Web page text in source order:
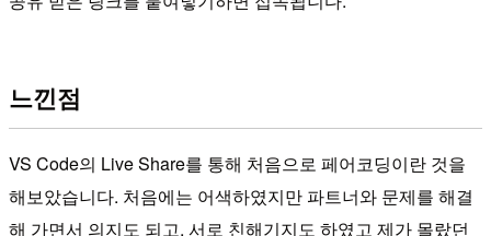
느낀점
VS Code의 Live Share를 통해 처음으로 페어코딩이란 것을
해보았습니다. 처음에는 어색하였지만 파트너와 문제를 해결
해 가면서 의지도 되고, 서로 친해기지도 하였고 제가 몰랐던